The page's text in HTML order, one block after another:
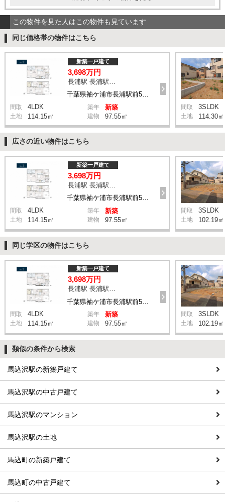
この物件を見た人はこの物件も見ています
同じ価格帯の物件はこちら
新築一戸建て
3,698万円
間取 4LDK 築年 新築
土地 114.15㎡ 建物 97.55㎡
間取 3SLDK
土地 114.30㎡
広さの近い物件はこちら
千葉県袖ケ浦市長浦駅前5丁目
新築一戸建て
3,698万円
長浦駅 長浦駅前５丁目 バス4分 停歩6分
間取 4LDK 築年 新築
土地 114.15㎡ 建物 97.55㎡
間取 3SLDK
土地 102.19㎡
同じ学区の物件はこちら
新築一戸建て
3,698万円
長浦駅 長浦駅前５丁目 バス4分 停歩6分
間取 4LDK 築年 新築
土地 114.15㎡ 建物 97.55㎡
間取 3SLDK
土地 102.19㎡
類似の条件から検索
馬込沢駅の新築戸建て
馬込沢駅の中古戸建て
馬込沢駅のマンション
馬込沢駅の土地
馬込町の新築戸建て
馬込町の中古戸建て